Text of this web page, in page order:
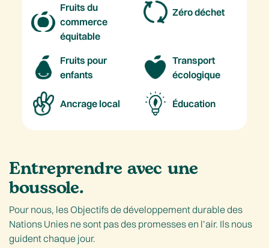
Fruits du
commerce
équitable
Zéro déchet
Fruits pour
enfants
Transport
écologique
Ancrage local Éducation
Entreprendre avec une
boussole.
Pour nous, les Objectifs de développement durable des
Nations Unies ne sont pas des promesses en l’air. Ils nous
guident chaque jour.